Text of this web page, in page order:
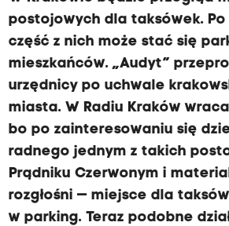
postojowych dla taksówek.
część z nich może stać się
mieszkańców. „Audyt”
urzędnicy po uchwale
miasta. W Radiu Kraków
bo po zainteresowaniu się
radnego jednym z takich
Prądniku Czerwonym i
rozgłośni — miejsce dla
w parking. Teraz podobne